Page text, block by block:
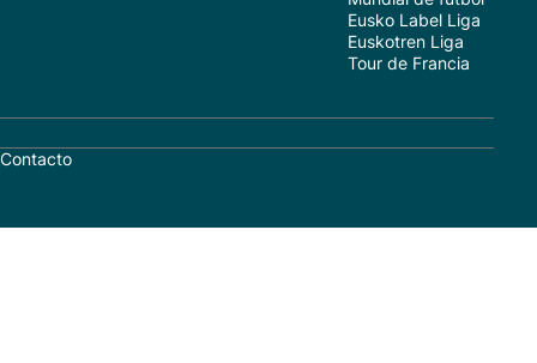
Eusko Label Liga
Euskotren Liga
Tour de Francia
Contacto